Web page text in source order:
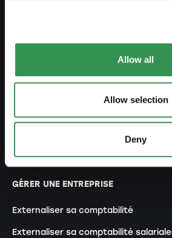
Allow all
Allow selection
Deny
Transformer RI en SA
Transformer SNC en Sàrl
Transformer SNC en SA
GÉRER UNE ENTREPRISE
Externaliser sa comptabilité
Externaliser sa comptabilité salariale